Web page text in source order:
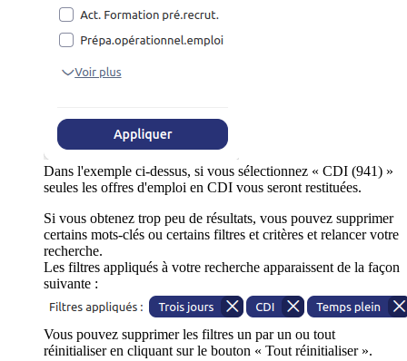
Dans l'exemple ci-dessus, si vous sélectionnez « CDI (941) »
seules les offres d'emploi en CDI vous seront restituées.
Si vous obtenez trop peu de résultats, vous pouvez supprimer
certains mots-clés ou certains filtres et critères et relancer votre
recherche.
Les filtres appliqués à votre recherche apparaissent de la façon
suivante :
Vous pouvez supprimer les filtres un par un ou tout
réinitialiser en cliquant sur le bouton « Tout réinitialiser ».